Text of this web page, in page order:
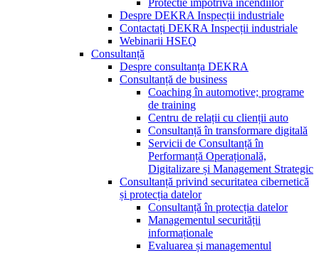
Protectie impotriva incendiilor
Despre DEKRA Inspecții industriale
Contactați DEKRA Inspecții industriale
Webinarii HSEQ
Consultanță
Despre consultanța DEKRA
Consultanță de business
Coaching în automotive; programe
de training
Centru de relații cu clienții auto
Consultanță în transformare digitală
Servicii de Consultanță în
Performanță Operațională,
Digitalizare și Management Strategic
Consultanță privind securitatea cibernetică
și protecția datelor
Consultanță în protecția datelor
Managementul securității
informaționale
Evaluarea și managementul